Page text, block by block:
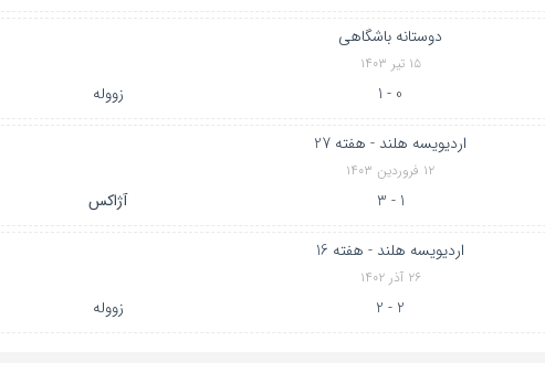
دوستانه باشگاهی
۱۵ تیر ۱۴۰۳
0 - 1 زووله
اردیویسه هلند - هفته 27
۱۲ فروردین ۱۴۰۳
1 - 3 آژاکس
اردیویسه هلند - هفته 16
۲۶ آذر ۱۴۰۲
2 - 2 زووله